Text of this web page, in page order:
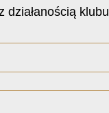
działanością klubu